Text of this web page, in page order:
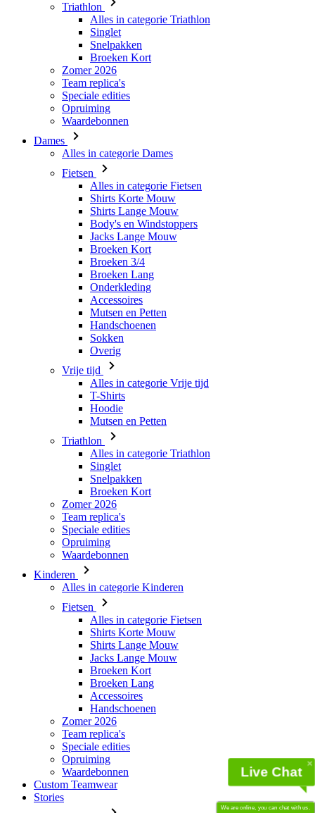
Triathlon
Alles in categorie Triathlon
Singlet
Snelpakken
Broeken Kort
Zomer 2026
Team replica's
Speciale edities
Opruiming
Waardebonnen
Dames
Alles in categorie Dames
Fietsen
Alles in categorie Fietsen
Shirts Korte Mouw
Shirts Lange Mouw
Body's en Windstoppers
Jacks Lange Mouw
Broeken Kort
Broeken 3/4
Broeken Lang
Onderkleding
Accessoires
Mutsen en Petten
Handschoenen
Sokken
Overig
Vrije tijd
Alles in categorie Vrije tijd
T-Shirts
Hoodie
Mutsen en Petten
Triathlon
Alles in categorie Triathlon
Singlet
Snelpakken
Broeken Kort
Zomer 2026
Team replica's
Speciale edities
Opruiming
Waardebonnen
Kinderen
Alles in categorie Kinderen
Fietsen
Alles in categorie Fietsen
Shirts Korte Mouw
Shirts Lange Mouw
Jacks Lange Mouw
Broeken Kort
Broeken Lang
Accessoires
Handschoenen
Zomer 2026
Team replica's
Speciale edities
Opruiming
Waardebonnen
Custom Teamwear
Stories
Live Chat
We are online, you can chat with us.